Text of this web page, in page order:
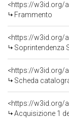
<https://w3id.org/
Frammento
<https://w3id.org/
Soprintendenza
<https://w3id.org/
Scheda
<https://w3id.org/
Acquisizione 1